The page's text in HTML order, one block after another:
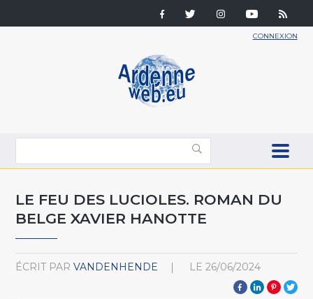
CONNEXION
LE FEU DES LUCIOLES. ROMAN DU
BELGE XAVIER HANOTTE
ÉCRIT PAR VANDENHENDE LE 26/06/2024